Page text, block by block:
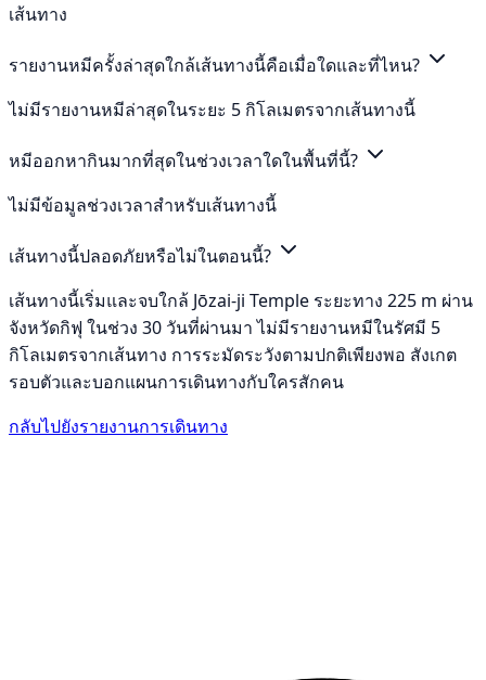
เส้นทาง
รายงานหมีครั้งล่าสุดใกล้เส้นทางนี้คือเมื่อใดและที่ไหน?
ไม่มีรายงานหมีล่าสุดในระยะ 5 กิโลเมตรจากเส้นทางนี้
หมีออกหากินมากที่สุดในช่วงเวลาใดในพื้นที่นี้?
ไม่มีข้อมูลช่วงเวลาสำหรับเส้นทางนี้
เส้นทางนี้ปลอดภัยหรือไม่ในตอนนี้?
เส้นทางนี้เริ่มและจบใกล้ Jōzai-ji Temple ระยะทาง 225 m ผ่าน
จังหวัดกิฟุ ในช่วง 30 วันที่ผ่านมา ไม่มีรายงานหมีในรัศมี 5
กิโลเมตรจากเส้นทาง การระมัดระวังตามปกติเพียงพอ สังเกต
รอบตัวและบอกแผนการเดินทางกับใครสักคน
กลับไปยังรายงานการเดินทาง